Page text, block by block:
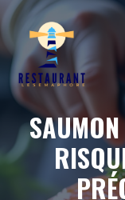
Aller
contenu